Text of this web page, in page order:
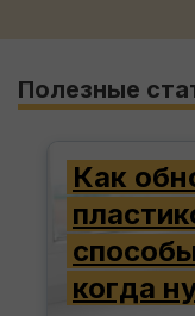
Полезные
Как
когда